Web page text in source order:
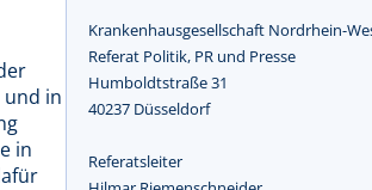
in
in
Krankenhausgesellschaft Nordrhein-
Referat Politik, PR und Presse
Humboldtstraße 31
40237 Düsseldorf
Referatsleiter